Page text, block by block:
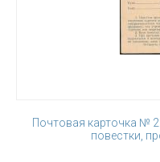
Почтовая карточка №
повестки,